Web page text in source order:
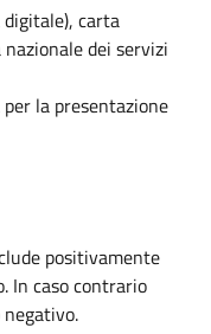
carta
dei servizi
la presentazione
positivamente
In caso contrario
negativo.